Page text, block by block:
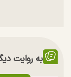
به روایت